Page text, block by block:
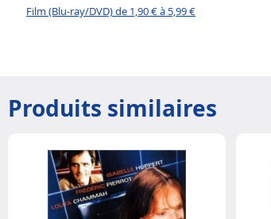
Film (Blu-ray/DVD) de 1,90 € à 5,99 €
Produits similaires